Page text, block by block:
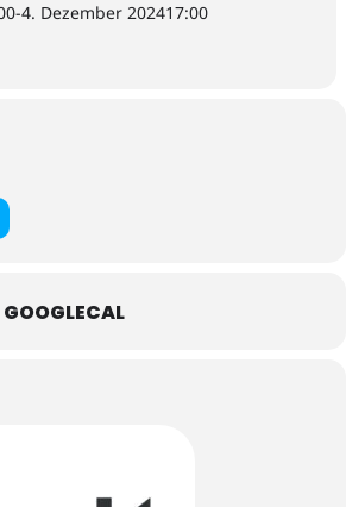
-4. Dezember 202417:00
GOOGLECAL